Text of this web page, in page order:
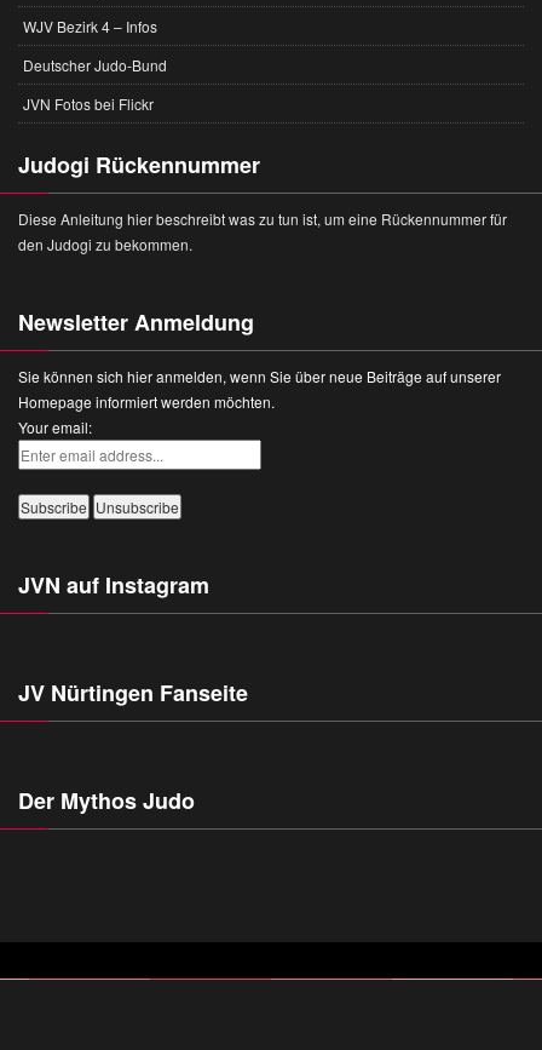
WJV Bezirk 4 – Infos
Deutscher Judo-Bund
JVN Fotos bei Flickr
Judogi Rückennummer
Diese Anleitung hier beschreibt was zu tun ist, um eine Rückennummer für
den Judogi zu bekommen.
Newsletter Anmeldung
Sie können sich hier anmelden, wenn Sie über neue Beiträge auf unserer
Homepage informiert werden möchten.
Your email:
JVN auf Instagram
JV Nürtingen Fanseite
Der Mythos Judo